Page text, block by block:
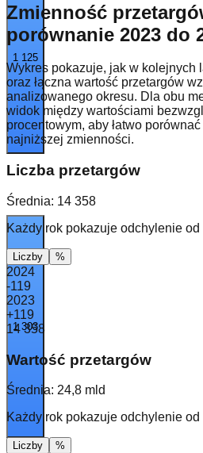
1 125
1 303
Zmienność
porównanie 2023 do
Wykres pokazuje, jak w kolejnych
oraz łączna wartość przetargów
analizowanego okresu. Dla obu
widok między wartościami
procentowym, aby łatwo
najniższej zmienności.
Liczba przetargów
Średnia: 14 358
Każdy rok pokazuje odchylenie
Liczby %
2024
-119
2023
+119
14 358
Wartość przetargów
Średnia: 24,8 mld
Każdy rok pokazuje odchylenie
Liczby %